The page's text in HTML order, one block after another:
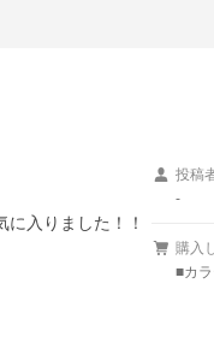
入りました！！
投稿
-
購入
■カ